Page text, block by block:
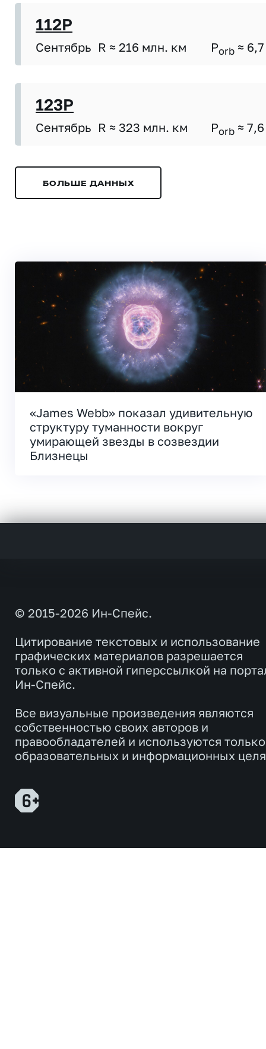
112P
Сентябрь R ≈ 216 млн. км Porb ≈ 6,7
123P
Сентябрь R ≈ 323 млн. км Porb ≈ 7,6
БОЛЬШЕ ДАННЫХ
«James Webb» показал удивительную
структуру туманности вокруг
умирающей звезды в созвездии
Близнецы
© 2015-2026 Ин-Спейс.
Цитирование текстовых и использование
графических материалов разрешается
только с активной гиперссылкой на
Ин-Спейс.
Все визуальные произведения являются
собственностью своих авторов и
правообладателей и используются
образовательных и информационных